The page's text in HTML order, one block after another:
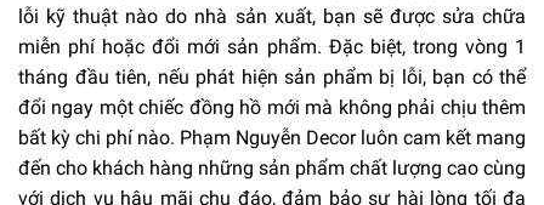
lỗi kỹ thuật nào do nhà sản xuất, bạn sẽ được sửa chữa
miễn phí hoặc đổi mới sản phẩm. Đặc biệt, trong vòng 1
tháng đầu tiên, nếu phát hiện sản phẩm bị lỗi, bạn có thể
đổi ngay một chiếc đồng hồ mới mà không phải chịu thêm
bất kỳ chi phí nào. Phạm Nguyễn Decor luôn cam kết mang
đến cho khách hàng những sản phẩm chất lượng cao cùng
với dịch vụ hậu mãi chu đáo, đảm bảo sự hài lòng tối đa